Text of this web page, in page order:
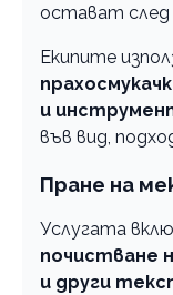
остават
Екипите
и
във вид,
Пране на
Услугата
почистване
и други